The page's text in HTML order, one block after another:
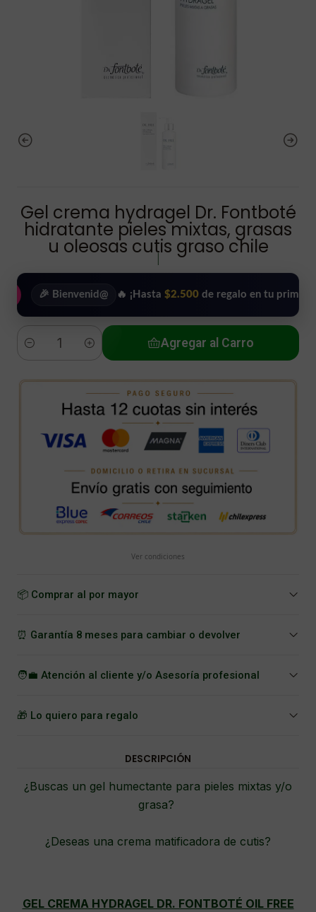
Gel crema hydragel Dr. Fontboté
hidratante pieles mixtas, grasas
u oleosas cutis graso chile
Bienvenid@ 🔥 ¡Hasta$2.500de regalo en tu primera compra!
Cantidad
Agregar al Carro
Ver condiciones
📦 Comprar al por mayor
⏰ Garantía 8 meses para cambiar o devolver
🧑‍💼 Atención al cliente y/o Asesoría profesional
🎁 Lo quiero para regalo
DESCRIPCIÓN
¿Buscas un gel humectante para pieles mixtas y/o
grasa?
¿Deseas una crema matificadora de cutis?
GEL CREMA HYDRAGEL DR. FONTBOTÉ OIL FREE